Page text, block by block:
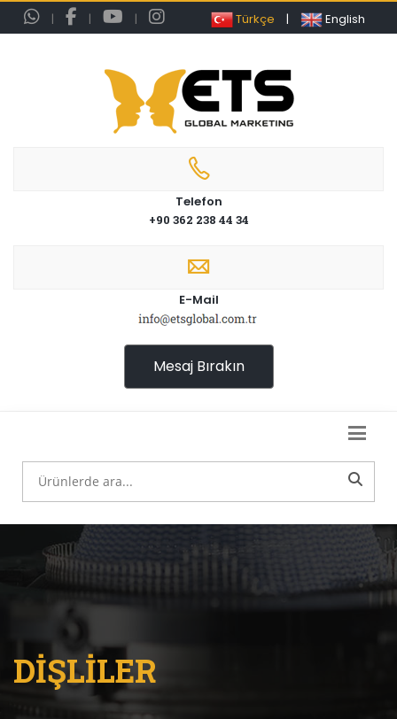
| | | Türkçe | English
Telefon
+90 362 238 44 34
E-Mail
Mesaj Bırakın
DİŞLİLER